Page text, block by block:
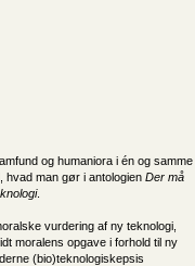
og humaniora i én og samme
hvad man gør i antologien Der må
.
vurdering af ny teknologi,
moralens opgave i forhold til ny
(bio)teknologiskepsis